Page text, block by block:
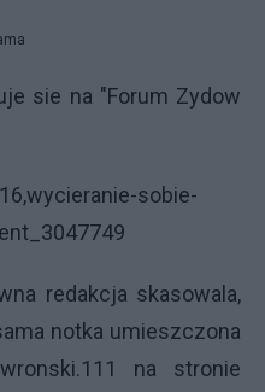
sie na "Forum Zydow
sobie-
redakcja skasowala,
notka umieszczona
na stronie